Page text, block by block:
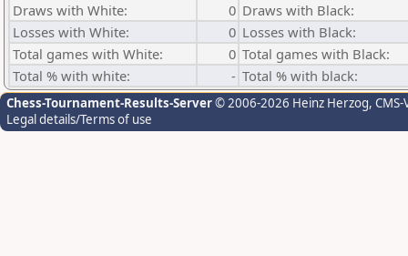
Draws with White:
0 Draws with Black:
Losses with White:
0 Losses with Black:
Total games with White:
0 Total games with Black:
Total % with white:
- Total % with black:
Chess-Tournament-Results-Server© 2006-2026 Heinz Herzog,
Legal details/Terms of use